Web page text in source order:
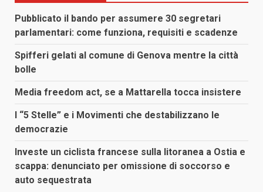
Pubblicato il bando per assumere 30 segretari
parlamentari: come funziona, requisiti e scadenze
Spifferi gelati al comune di Genova mentre la città
bolle
Media freedom act, se a Mattarella tocca insistere
I “5 Stelle” e i Movimenti che destabilizzano le
democrazie
Investe un ciclista francese sulla litoranea a Ostia e
scappa: denunciato per omissione di soccorso e
auto sequestrata